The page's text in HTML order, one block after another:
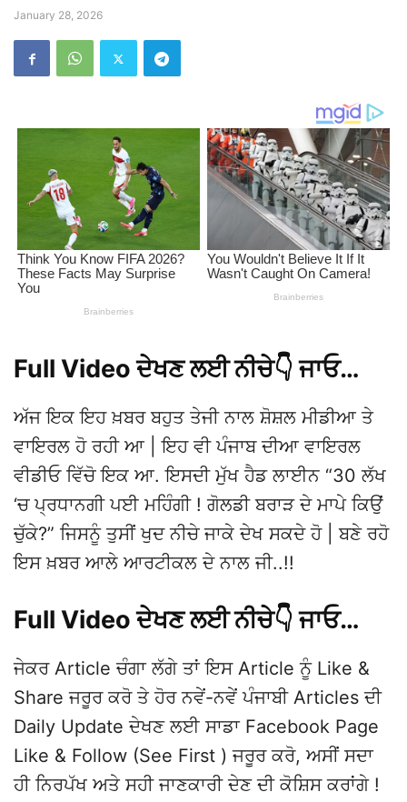
January 28, 2026
Full Video ਦੇਖਣ ਲਈ ਨੀਚੇ👇 ਜਾਓ…
ਅੱਜ ਇਕ ਇਹ ਖ਼ਬਰ ਬਹੁਤ ਤੇਜੀ ਨਾਲ ਸ਼ੋਸ਼ਲ ਮੀਡੀਆ ਤੇ
ਵਾਇਰਲ ਹੋ ਰਹੀ ਆ | ਇਹ ਵੀ ਪੰਜਾਬ ਦੀਆ ਵਾਇਰਲ
ਵੀਡੀਓ ਵਿੱਚੋ ਇਕ ਆ. ਇਸਦੀ ਮੁੱਖ ਹੈਡ ਲਾਈਨ “30 ਲੱਖ
‘ਚ ਪ੍ਰਧਾਨਗੀ ਪਈ ਮਹਿੰਗੀ ! ਗੋਲਡੀ ਬਰਾੜ ਦੇ ਮਾਪੇ ਕਿਉਂ
ਚੁੱਕੇ?” ਜਿਸਨੂੰ ਤੁਸੀਂ ਖੁਦ ਨੀਚੇ ਜਾਕੇ ਦੇਖ ਸਕਦੇ ਹੋ | ਬਣੇ ਰਹੋ
ਇਸ ਖ਼ਬਰ ਆਲੇ ਆਰਟੀਕਲ ਦੇ ਨਾਲ ਜੀ..!!
Full Video ਦੇਖਣ ਲਈ ਨੀਚੇ👇 ਜਾਓ…
ਜੇਕਰ Article ਚੰਗਾ ਲੱਗੇ ਤਾਂ ਇਸ Article ਨੂੰ Like &
Share ਜਰੂਰ ਕਰੋ ਤੇ ਹੋਰ ਨਵੇਂ-ਨਵੇਂ ਪੰਜਾਬੀ Articles ਦੀ
Daily Update ਦੇਖਣ ਲਈ ਸਾਡਾ Facebook Page
Like & Follow (See First ) ਜਰੂਰ ਕਰੋ, ਅਸੀਂ ਸਦਾ
ਹੀ ਨਿਰਪੱਖ ਅਤੇ ਸਹੀ ਜਾਣਕਾਰੀ ਦੇਣ ਦੀ ਕੋਸ਼ਿਸ ਕਰਾਂਗੇ !